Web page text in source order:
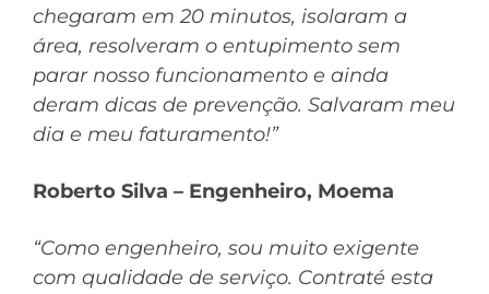
chegaram em 20 minutos, isolaram a
área, resolveram o entupimento sem
parar nosso funcionamento e ainda
deram dicas de prevenção. Salvaram meu
dia e meu faturamento!”
Roberto Silva – Engenheiro, Moema
“Como engenheiro, sou muito exigente
com qualidade de serviço. Contraté esta